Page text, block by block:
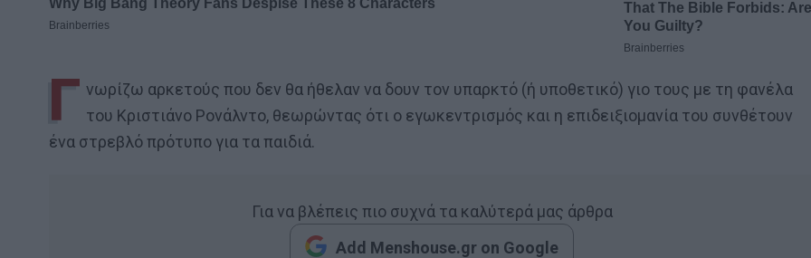
Γ νωρίζω αρκετούς που δεν θα ήθελαν να δουν τον υπαρκτό (ή υποθετικό) γιο τους με τη φανέλα
του Κριστιάνο Ρονάλντο, θεωρώντας ότι ο εγωκεντρισμός και η επιδειξιομανία του συνθέτουν
ένα στρεβλό πρότυπο για τα παιδιά.
Για να βλέπεις πιο συχνά τα καλύτερά μας άρθρα
Add Menshouse.gr on Google